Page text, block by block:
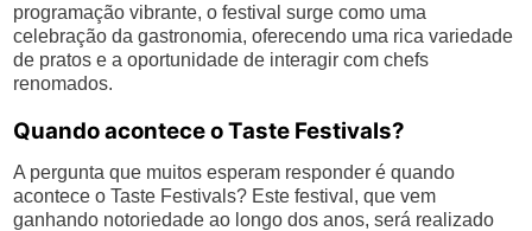
programação vibrante, o festival surge como uma
celebração da gastronomia, oferecendo uma rica variedade
de pratos e a oportunidade de interagir com chefs
renomados.
Quando acontece o Taste Festivals?
A pergunta que muitos esperam responder é quando
acontece o Taste Festivals? Este festival, que vem
ganhando notoriedade ao longo dos anos, será realizado